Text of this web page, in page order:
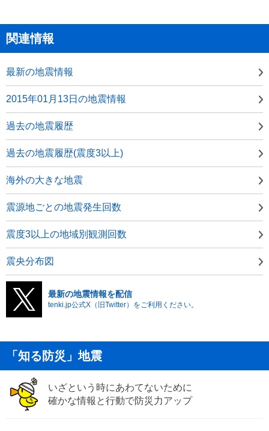
関連情報
最新の地震情報
2015年01月13日の地震情報
過去の地震履歴
過去の地震履歴(震度3以上)
海外の大きな地震
震源地ごとの地震発生回数
震度3以上の地域別観測回数
震央分布図
最新の地震情報を配信
tenki.jp公式X（旧Twitter）をご利用ください。
「知る防災」地震
いざという時にあわてないために
確かな情報と行動で防災力アップ